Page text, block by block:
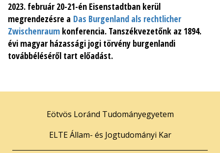
2023. február 20-21-én Eisenstadtban kerül
megrendezésre a Das Burgenland als rechtlicher
Zwischenraum konferencia. Tanszékvezetőnk az 1894.
évi magyar házassági jogi törvény burgenlandi
továbbéléséről tart előadást.
Eötvös Loránd Tudományegyetem
ELTE Állam- és Jogtudományi Kar